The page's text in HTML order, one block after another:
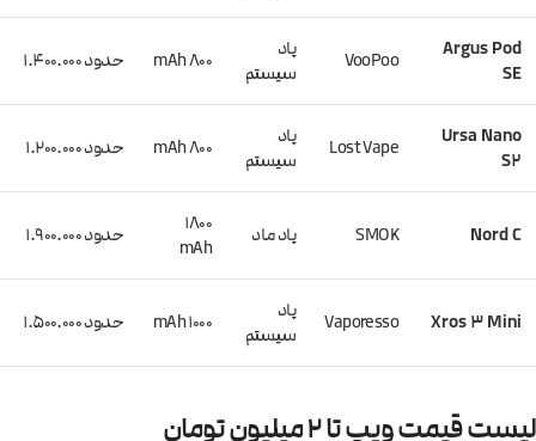
Argus Pod
SE
VooPoo
پاد
سیستم
800 mAh حدود ۱.۴۰۰.۰۰۰
Ursa Nano
S2
Lost Vape
پاد
سیستم
800 mAh حدود ۱.۲۰۰.۰۰۰
Nord C
SMOK پاد ماد
1800
mAh
حدود ۱.۹۰۰.۰۰۰
Xros 3 Mini
Vaporesso
پاد
سیستم
1000 mAh حدود ۱.۵۰۰.۰۰۰
لیست قیمت ویپ تا 2 میلیون تومان